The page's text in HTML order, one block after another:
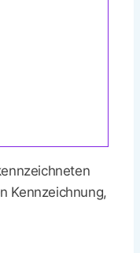
Kennzeichnung,